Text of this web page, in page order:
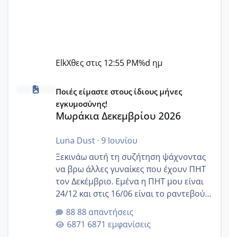
ElkΧθες στις 12:55 PM%d ημ
Μωράκια Δεκεμβρίου 2026
Ποιές είμαστε στους ίδιους μήνες
εγκυμοσύνης!
Μωράκια Δεκεμβρίου 2026
Luna Dust· 9 Ιουνίου
Ξεκινάω αυτή τη συζήτηση ψάχνοντας
να βρω άλλες γυναίκες που έχουν ΠΗΤ
τον Δεκέμβριο. Εμένα η ΠΗΤ μου είναι
24/12 και στις 16/06 είναι το ραντεβού
της αυχενικής διαφάνειας. Έχω αρκετό
άγχος και οι μέρες δεν φαίνεται να
περνάνε με τίποτα.
88 απαντήσεις
6871 εμφανίσεις